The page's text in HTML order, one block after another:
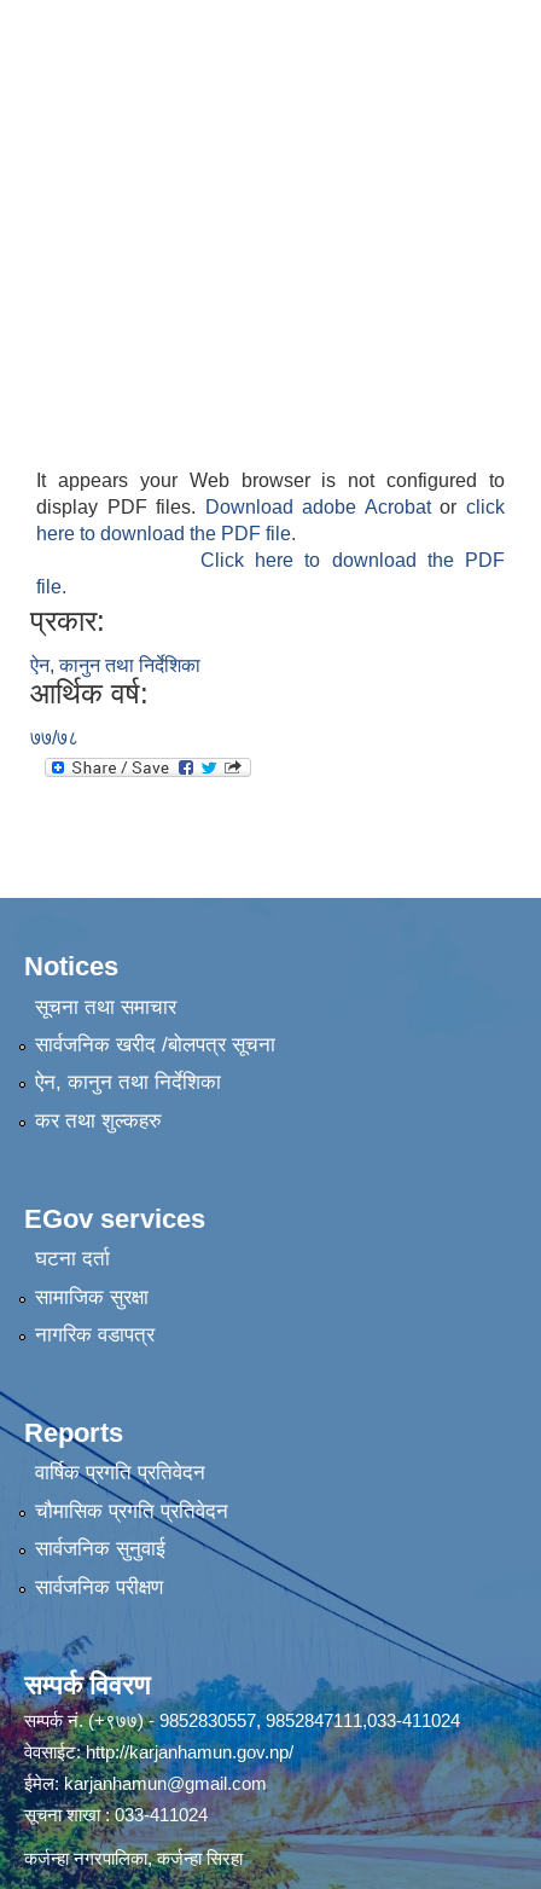
It appears your Web browser is not configured to
display PDF files.
Download adobe Acrobatorclick
here to download the PDF file.
Click here to download the PDF
file.
प्रकार:
ऐन, कानुन तथा निर्देशिका
आर्थिक वर्ष:
७७/७८
Notices
सूचना तथा समाचार
सार्वजनिक खरीद /बोलपत्र सूचना
ऐन, कानुन तथा निर्देशिका
कर तथा शुल्कहरु
EGov services
घटना दर्ता
सामाजिक सुरक्षा
नागरिक वडापत्र
Reports
वार्षिक प्रगति प्रतिवेदन
चौमासिक प्रगति प्रतिवेदन
सार्वजनिक सुनुवाई
सार्वजनिक परीक्षण
सम्पर्क विवरण
सम्पर्क नं. (+९७७) - 9852830557, 9852847111,033-411024
वेवसाईट:http://karjanhamun.gov.np/
ईमेल:karjanhamun@gmail.com
सूचना शाखा : 033-411024
कर्जन्हा नगरपालिका, कर्जन्हा सिरहा